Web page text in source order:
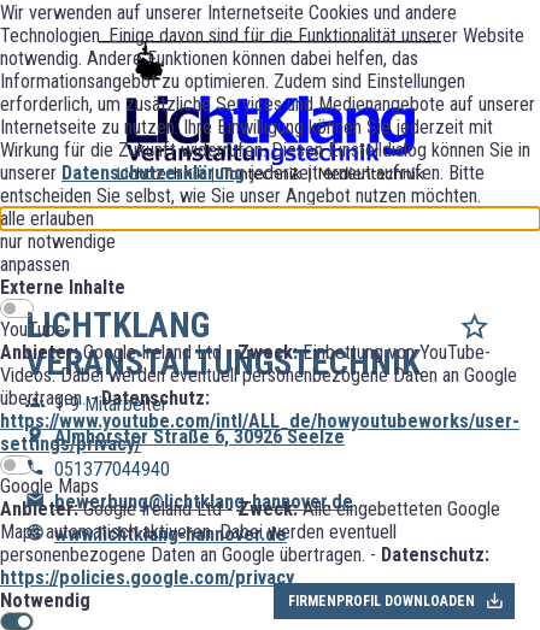
Wir verwenden auf unserer Internetseite Cookies und andere
Technologien. Einige davon sind für die Funktionalität unserer Website
notwendig. Andere Funktionen können dabei helfen, das
Informationsangebot zu optimieren. Zudem sind Einstellungen
erforderlich, um zusätzliche Services und Medienangebote auf unserer
Internetseite zu nutzen. Ihre Einwilligung können Sie jederzeit mit
Wirkung für die Zukunft widerrufen. Diesen Einstelldialog können Sie in
unserer Datenschutzerklärungjederzeit erneut aufrufen. Bitte
entscheiden Sie selbst, wie Sie unser Angebot nutzen möchten.
alle erlauben
nur notwendige
anpassen
Externe Inhalte
YouTube
Anbieter:Google Ireland Ltd -Zweck:Einbettung von YouTube-
Videos. Dabei werden eventuell personenbezogene Daten an Google
übertragen. -Datenschutz:
https://www.youtube.com/intl/ALL_de/howyoutubeworks/user-
settings/privacy/
Google Maps
Anbieter:Google Ireland Ltd -Zweck:Alle eingebetteten Google
Maps automatisch aktiveren. Dabei werden eventuell
personenbezogene Daten an Google übertragen. - Datenschutz:
https://policies.google.com/privacy
Notwendig
LICHTKLANG
VERANSTALTUNGSTECHNIK
1-9 Mitarbeiter
Almhorster Straße 6, 30926 Seelze
051377044940
bewerbung@lichtklang-hannover.de
www.lichtklang-hannover.de
FIRMENPROFIL DOWNLOADEN